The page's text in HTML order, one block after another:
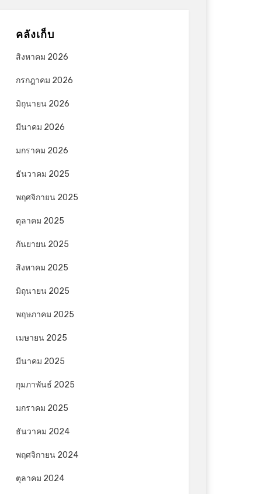
คลังเก็บ
สิงหาคม 2026
กรกฎาคม 2026
มิถุนายน 2026
มีนาคม 2026
มกราคม 2026
ธันวาคม 2025
พฤศจิกายน 2025
ตุลาคม 2025
กันยายน 2025
สิงหาคม 2025
มิถุนายน 2025
พฤษภาคม 2025
เมษายน 2025
มีนาคม 2025
กุมภาพันธ์ 2025
มกราคม 2025
ธันวาคม 2024
พฤศจิกายน 2024
ตุลาคม 2024